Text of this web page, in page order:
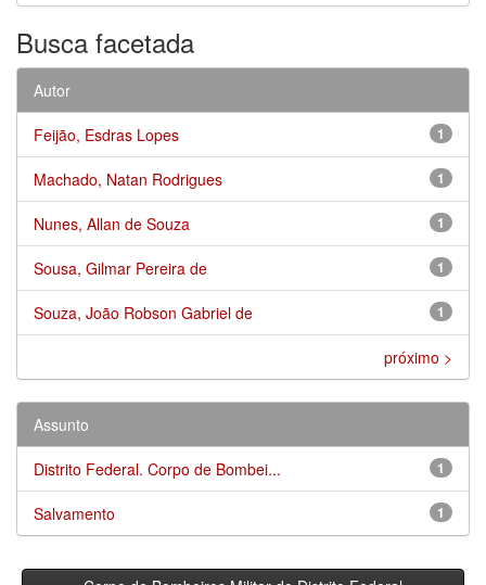
Busca facetada
Autor
1
Feijão, Esdras Lopes
1
Machado, Natan Rodrigues
1
Nunes, Allan de Souza
1
Sousa, Gilmar Pereira de
1
Souza, João Robson Gabriel de
próximo >
Assunto
1
Distrito Federal. Corpo de Bombei...
1
Salvamento